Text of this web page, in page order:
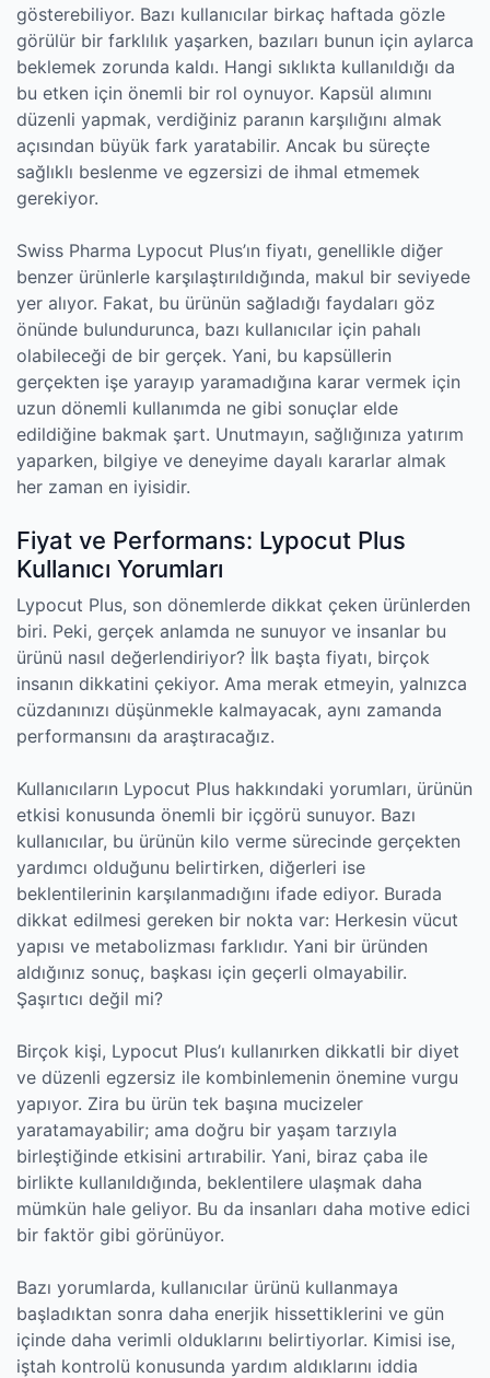
gösterebiliyor. Bazı kullanıcılar birkaç haftada gözle
görülür bir farklılık yaşarken, bazıları bunun için aylarca
beklemek zorunda kaldı. Hangi sıklıkta kullanıldığı da
bu etken için önemli bir rol oynuyor. Kapsül alımını
düzenli yapmak, verdiğiniz paranın karşılığını almak
açısından büyük fark yaratabilir. Ancak bu süreçte
sağlıklı beslenme ve egzersizi de ihmal etmemek
gerekiyor.
Swiss Pharma Lypocut Plus’ın fiyatı, genellikle diğer
benzer ürünlerle karşılaştırıldığında, makul bir seviyede
yer alıyor. Fakat, bu ürünün sağladığı faydaları göz
önünde bulundurunca, bazı kullanıcılar için pahalı
olabileceği de bir gerçek. Yani, bu kapsüllerin
gerçekten işe yarayıp yaramadığına karar vermek için
uzun dönemli kullanımda ne gibi sonuçlar elde
edildiğine bakmak şart. Unutmayın, sağlığınıza yatırım
yaparken, bilgiye ve deneyime dayalı kararlar almak
her zaman en iyisidir.
Fiyat ve Performans: Lypocut Plus
Kullanıcı Yorumları
Lypocut Plus, son dönemlerde dikkat çeken ürünlerden
biri. Peki, gerçek anlamda ne sunuyor ve insanlar bu
ürünü nasıl değerlendiriyor? İlk başta fiyatı, birçok
insanın dikkatini çekiyor. Ama merak etmeyin, yalnızca
cüzdanınızı düşünmekle kalmayacak, aynı zamanda
performansını da araştıracağız.
Kullanıcıların Lypocut Plus hakkındaki yorumları, ürünün
etkisi konusunda önemli bir içgörü sunuyor. Bazı
kullanıcılar, bu ürünün kilo verme sürecinde gerçekten
yardımcı olduğunu belirtirken, diğerleri ise
beklentilerinin karşılanmadığını ifade ediyor. Burada
dikkat edilmesi gereken bir nokta var: Herkesin vücut
yapısı ve metabolizması farklıdır. Yani bir üründen
aldığınız sonuç, başkası için geçerli olmayabilir.
Şaşırtıcı değil mi?
Birçok kişi, Lypocut Plus’ı kullanırken dikkatli bir diyet
ve düzenli egzersiz ile kombinlemenin önemine vurgu
yapıyor. Zira bu ürün tek başına mucizeler
yaratamayabilir; ama doğru bir yaşam tarzıyla
birleştiğinde etkisini artırabilir. Yani, biraz çaba ile
birlikte kullanıldığında, beklentilere ulaşmak daha
mümkün hale geliyor. Bu da insanları daha motive edici
bir faktör gibi görünüyor.
Bazı yorumlarda, kullanıcılar ürünü kullanmaya
başladıktan sonra daha enerjik hissettiklerini ve gün
içinde daha verimli olduklarını belirtiyorlar. Kimisi ise,
iştah kontrolü konusunda yardım aldıklarını iddia